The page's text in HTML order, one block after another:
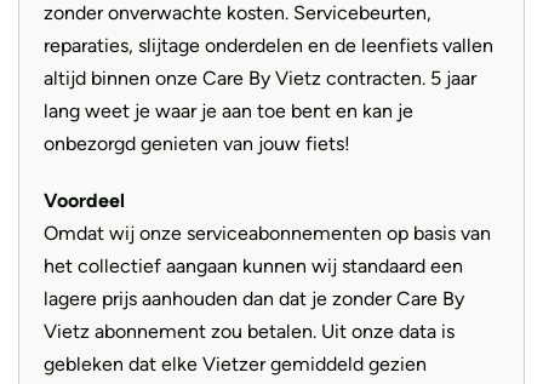
Supernova E3 ben je altijd goed zichtbaar voor ander
verkeer.
zonder onverwachte kosten. Servicebeurten,
reparaties, slijtage onderdelen en de leenfiets vallen
altijd binnen onze Care By Vietz contracten. 5 jaar
lang weet je waar je aan toe bent en kan je
onbezorgd genieten van jouw fiets!
Voordeel
Omdat wij onze serviceabonnementen op basis van
het collectief aangaan kunnen wij standaard een
lagere prijs aanhouden dan dat je zonder Care By
Vietz abonnement zou betalen. Uit onze data is
gebleken dat elke Vietzer gemiddeld gezien